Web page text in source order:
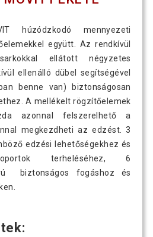
húzódzkodó mennyezeti
együtt. Az rendkívül
ellátott négyzetes
ellenálló dübel segítségével
benne van) biztonságosan
A mellékelt rögzítőelemek
azonnal felszerelhető a
megkezdheti az edzést. 3
edzési lehetőségekhez és
terheléséhez, 6
biztonságos fogáshoz és